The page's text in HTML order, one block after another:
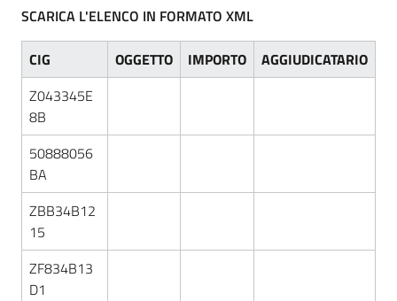
SCARICA L'ELENCO IN FORMATO XML
CIG OGGETTO IMPORTO
AGGIUDICATARIO
Z043345E
8B
50888056
BA
ZBB34B12
15
ZF834B13
D1